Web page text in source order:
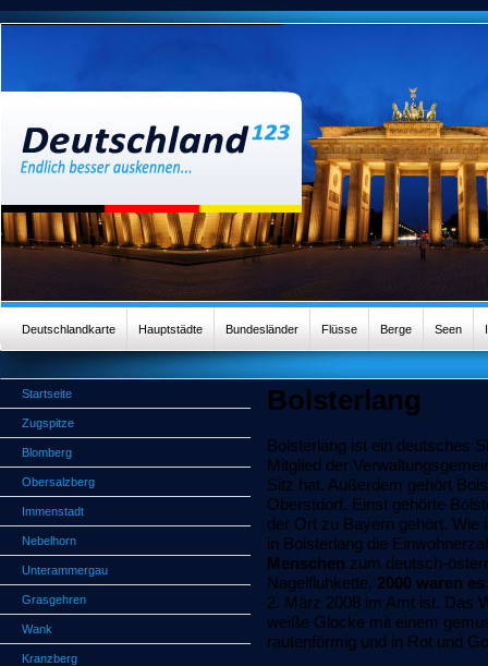
Deutschlandkarte Hauptstädte Bundesländer Flüsse Berge Seen
Startseite
Zugspitze
Blomberg
Obersalzberg
Immenstadt
Nebelhorn
Unterammergau
Grasgehren
Wank
Kranzberg
Bolsterlang
Bolsterlang ist ein deutsches
Mitglied der
Sitz hat. Außerdem gehört
Oberstdorf. Einst gehörte
der Ort zu Bayern gehört. Wie
in Bolsterlang die
Menschen zum deutsch-
Nagelfluhkette. 2000 waren
2. März 2008 im Amt ist. Das
weiße Glocke mit einem
rautenförmig und in Rot und